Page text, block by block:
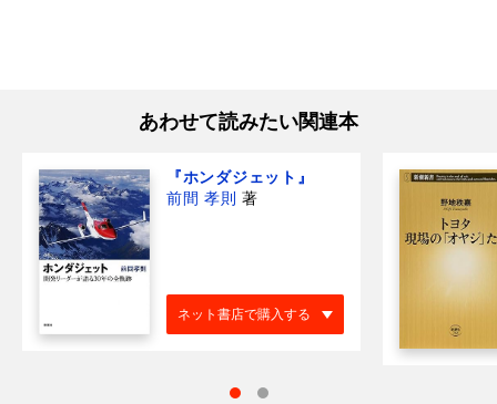
あわせて読みたい関連本
『ホンダジェット』
前間 孝則 著
ネット書店で購入する